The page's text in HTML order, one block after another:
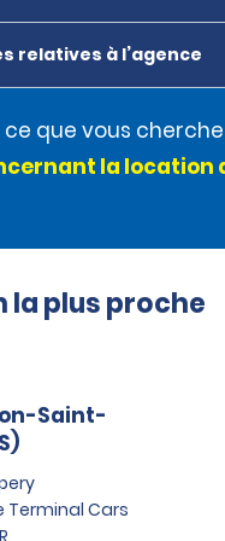
relatives à l’agence
que vous
la location
la plus proche
Saint-
Terminal Cars